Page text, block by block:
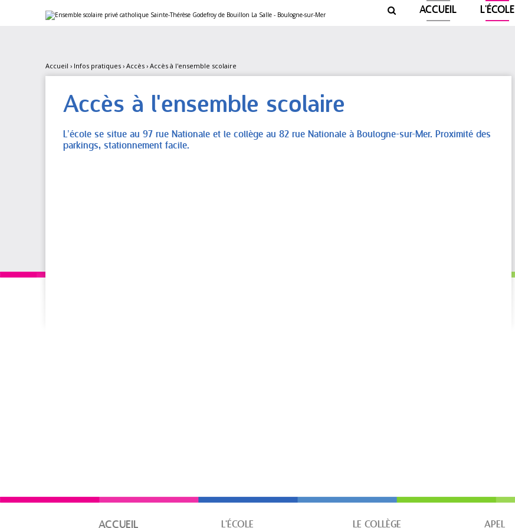
 ACCUEIL L'ÉCOLE
Accueil › Infos pratiques › Accès › Accès à l'ensemble scolaire
Accès à l'ensemble scolaire
L’école se situe au 97 rue Nationale et le collège au 82 rue Nationale à Boulogne-sur-Mer. Proximité des
parkings, stationnement facile.
ACCUEIL L'ÉCOLE LE COLLÈGE APEL